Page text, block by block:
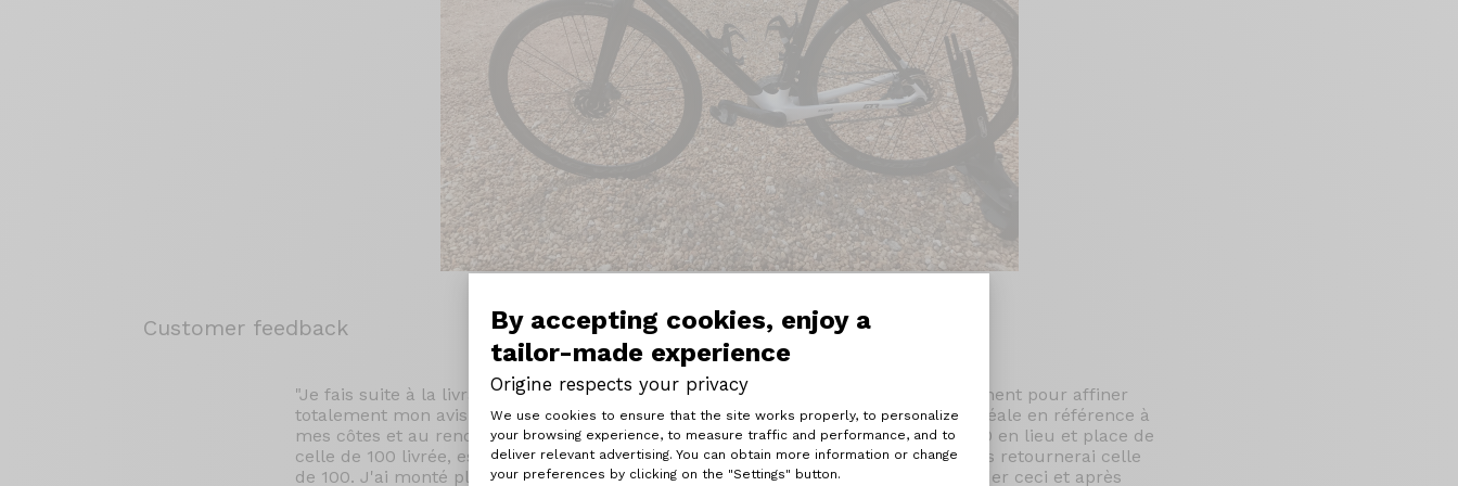
By accepting cookies, enjoy a
tailor-made experience
Origine respects your privacy
Consent Management Platform: Personalize Your Options
We use cookies to ensure that the site works properly, to personalize
your browsing experience, to measure traffic and performance, and to
deliver relevant advertising. You can obtain more information or change
your preferences by clicking on the "Settings" button.
Axeptio consent
Customer feedback
"Je fais suite à la livraison du vélo cité en commande, j'ai désormais roulé suffisament pour affiner
totalement mon avis et mes besoins. Après plusieurs essai j'ai trouvé la position idéale en référence à
mes côtes et au rendu du vélo, il s'avère que cela correspond à une potence de 90 en lieu et place de
celle de 100 livrée, est il possible de me faire parvenir une potence de 90 et je vous retournerai celle
de 100. J'ai monté plusieurs potences dont je dispose sur d'autres vélos pour valider ceci et après